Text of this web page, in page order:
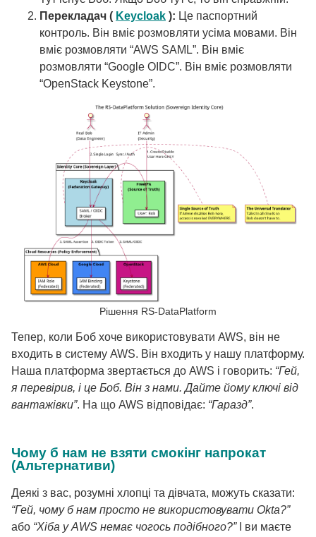
Перекладач ( Keycloak ): Це паспортний
контроль. Він вміє розмовляти усіма мовами. Він
вміє розмовляти “AWS SAML”. Він вміє
розмовляти “Google OIDC”. Він вміє розмовляти
“OpenStack Keystone”.
Рішення RS-DataPlatform
Тепер, коли Боб хоче використовувати AWS, він не
входить в систему AWS. Він входить у нашу платформу.
Наша платформа звертається до AWS і говорить: “Гей,
я перевірив, і це Боб. Він з нами. Дайте йому ключі від
вантажівки”. На що AWS відповідає: “Гаразд”.
Чому б нам не взяти смокінг напрокат
(Альтернативи)
Деякі з вас, розумні хлопці та дівчата, можуть сказати:
“Гей, чому б нам просто не використовувати Okta?”
або “Хіба у AWS немає чогось подібного?”І ви маєте